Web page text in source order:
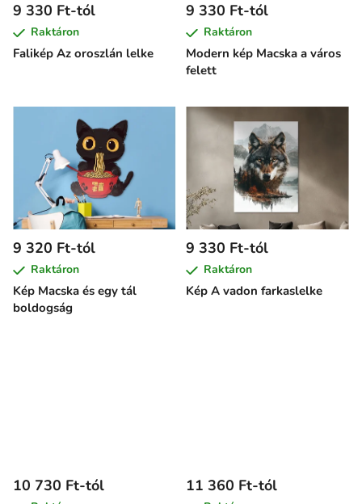
Falikép Az oroszlán lelke
9 330 Ft-tól
Raktáron
Modern kép Macska a város
felett
9 330 Ft-tól
Raktáron
Kép Macska és egy tál
boldogság
9 320 Ft-tól
Raktáron
Kép A vadon farkaslelke
9 330 Ft-tól
Raktáron
10 730 Ft-tól 11 360 Ft-tól